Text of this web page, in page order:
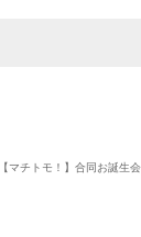
【マチトモ！】合同お誕